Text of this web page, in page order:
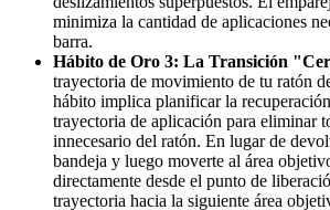
minimiza la cantidad de aplicaciones
barra.
Hábito de Oro 3: La Transición
trayectoria de movimiento de tu ratón
hábito implica planificar la
trayectoria de aplicación para eliminar
innecesario del ratón. En lugar de
bandeja y luego moverte al área
directamente desde el punto de
trayectoria hacia la siguiente área